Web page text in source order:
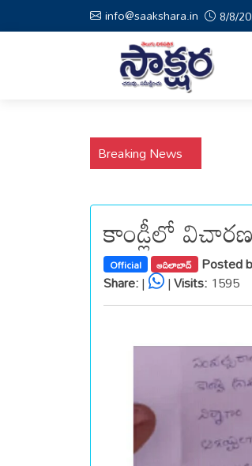
info@saakshara.in 8/8/
Breaking News
కాండ్లీలో
Official ఆదిలాబాద్ Posted
Share:| |Visits: 1595